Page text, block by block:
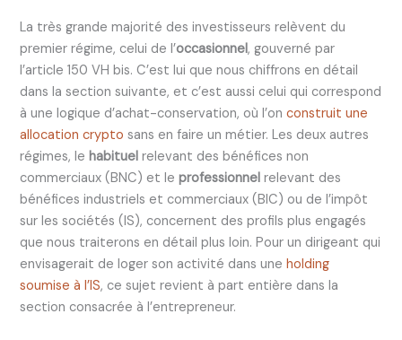
La très grande majorité des investisseurs relèvent du
premier régime, celui de l’occasionnel, gouverné par
l’article 150 VH bis. C’est lui que nous chiffrons en détail
dans la section suivante, et c’est aussi celui qui correspond
à une logique d’achat-conservation, où l’onconstruit une
allocation crypto sans en faire un métier. Les deux autres
régimes, lehabituel relevant des bénéfices non
commerciaux (BNC) et leprofessionnel relevant des
bénéfices industriels et commerciaux (BIC) ou de l’impôt
sur les sociétés (IS), concernent des profils plus engagés
que nous traiterons en détail plus loin. Pour un dirigeant qui
envisagerait de loger son activité dans uneholding
soumise à l’IS, ce sujet revient à part entière dans la
section consacrée à l’entrepreneur.